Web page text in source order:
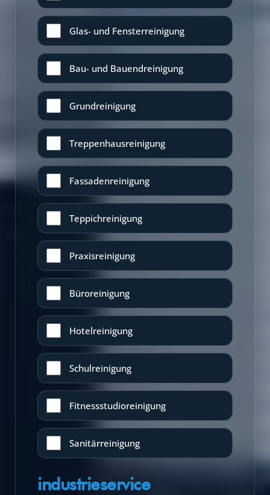
Glas- und Fensterreinigung
Bau- und Bauendreinigung
Grundreinigung
Treppenhausreinigung
Fassadenreinigung
Teppichreinigung
Praxisreinigung
Büroreinigung
Hotelreinigung
Schulreinigung
Fitnessstudioreinigung
Sanitärreinigung
industrieservice